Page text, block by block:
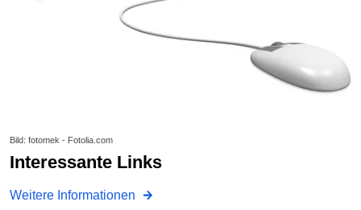
Bild: fotomek - Fotolia.com
Interessante Links
Weitere Informationen